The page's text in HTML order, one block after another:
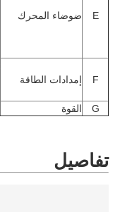
E ضوضاء المحرك
F إمدادات الطاقة
G
القوة
تفاصيل